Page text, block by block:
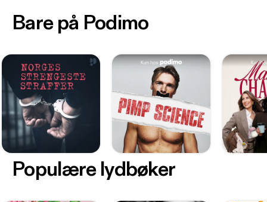
Bare på Podimo
Populære lydbøker